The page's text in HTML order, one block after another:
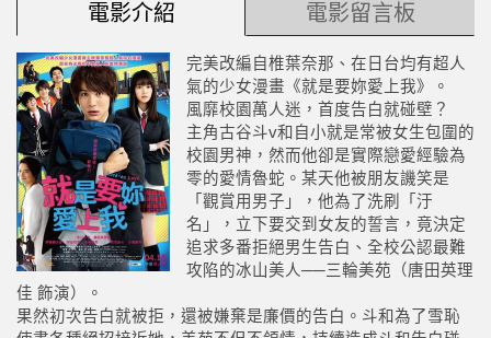
電影介紹 電影留言板
完美改編自椎葉奈那、在日台均有超人
氣的少女漫畫《就是要妳愛上我》。
風靡校園萬人迷，首度告白就碰壁？
主角古谷斗v和自小就是常被女生包圍的
校園男神，然而他卻是實際戀愛經驗為
零的愛情魯蛇。某天他被朋友譏笑是
「觀賞用男子」，他為了洗刷「汙
名」，立下要交到女友的誓言，竟決定
追求多番拒絕男生告白、全校公認最難
攻陷的冰山美人──三輪美苑（唐田英理
佳 飾演）。
果然初次告白就被拒，還被嫌棄是廉價的告白。斗和為了雪恥